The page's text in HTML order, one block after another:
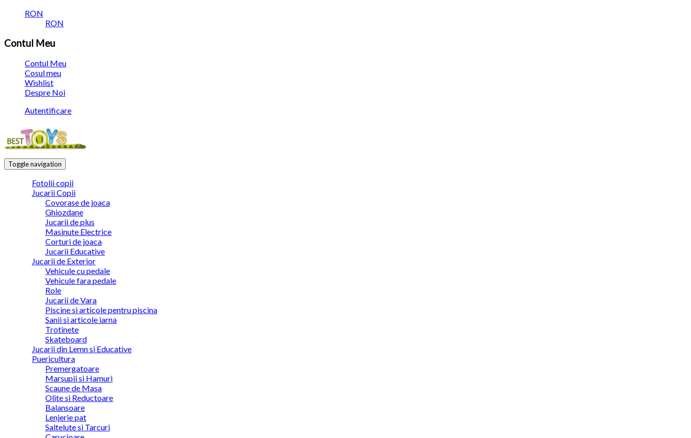
RON
RON
Contul Meu
Contul Meu
Cosul meu
Wishlist
Despre Noi
Autentificare
Toggle navigation
Fotolii copii
Jucarii Copii
Covorase de joaca
Ghiozdane
Jucarii de plus
Masinute Electrice
Corturi de joaca
Jucarii Educative
Jucarii de Exterior
Vehicule cu pedale
Vehicule fara pedale
Role
Jucarii de Vara
Piscine si articole pentru piscina
Sanii si articole iarna
Trotinete
Skateboard
Jucarii din Lemn si Educative
Puericultura
Premergatoare
Marsupii si Hamuri
Scaune de Masa
Olite si Reductoare
Balansoare
Lenjerie pat
Saltelute si Tarcuri